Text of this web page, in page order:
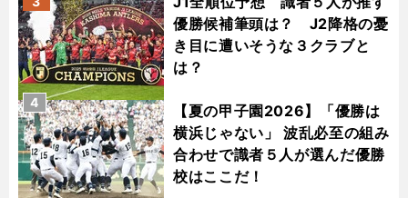
優勝候補筆頭は？ J2降格の憂
き目に遭いそうな３クラブと
は？
【夏の甲子園2026】「優勝は
横浜じゃない」 波乱必至の組み
合わせで識者５人が選んだ優勝
校はここだ！
4